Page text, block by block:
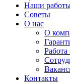
Наши
Советы
О нас
О
Работа
Контакты